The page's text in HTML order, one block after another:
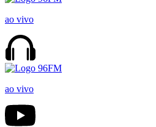
ao vivo
ao vivo